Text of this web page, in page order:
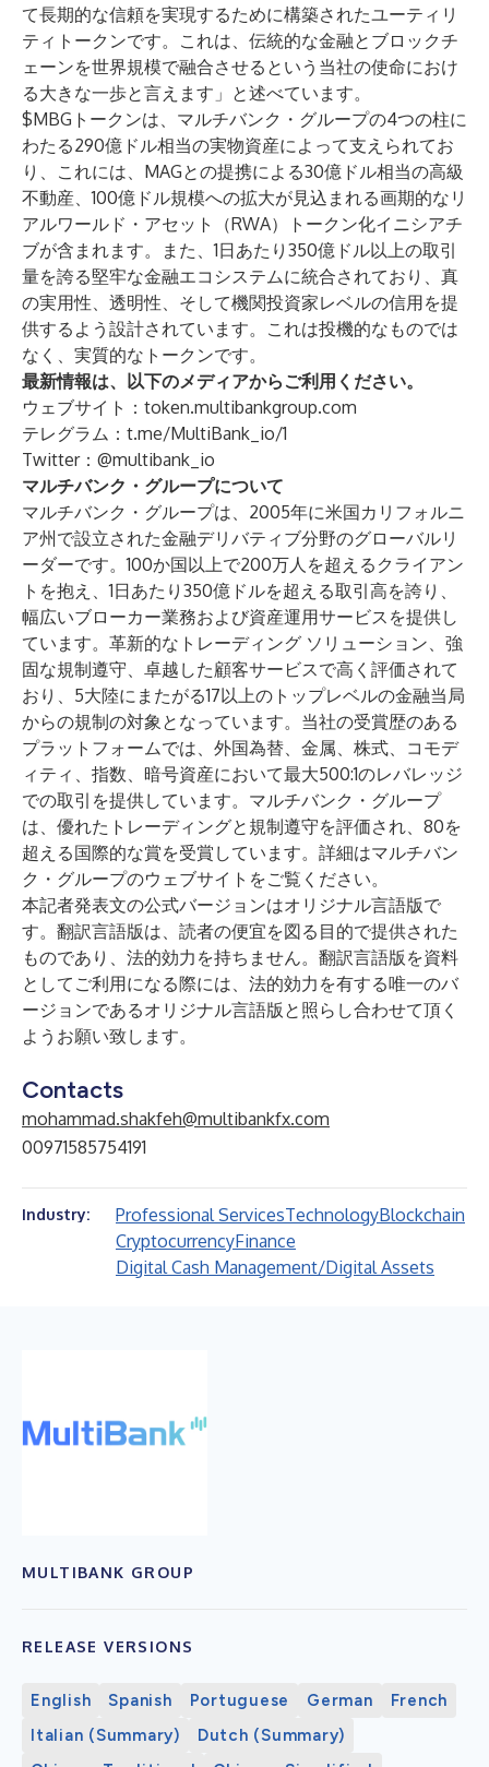
て長期的な信頼を実現するために構築されたユーティリ
ティトークンです。これは、伝統的な金融とブロックチ
ェーンを世界規模で融合させるという当社の使命におけ
る大きな一歩と言えます」と述べています。
$MBGトークンは、マルチバンク・グループの4つの柱に
わたる290億ドル相当の実物資産によって支えられてお
り、これには、MAGとの提携による30億ドル相当の高級
不動産、100億ドル規模への拡大が見込まれる画期的なリ
アルワールド・アセット（RWA）トークン化イニシアチ
ブが含まれます。また、1日あたり350億ドル以上の取引
量を誇る堅牢な金融エコシステムに統合されており、真
の実用性、透明性、そして機関投資家レベルの信用を提
供するよう設計されています。これは投機的なものでは
なく、実質的なトークンです。
最新情報は、以下のメディアからご利用ください。
ウェブサイト： token.multibankgroup.com
テレグラム： t.me/MultiBank_io/1
Twitter：@multibank_io
マルチバンク・グループについて
マルチバンク・グループは、2005年に米国カリフォルニ
ア州で設立された金融デリバティブ分野のグローバルリ
ーダーです。100か国以上で200万人を超えるクライアン
トを抱え、1日あたり350億ドルを超える取引高を誇り、
幅広いブローカー業務および資産運用サービスを提供し
ています。革新的なトレーディング ソリューション、強
固な規制遵守、卓越した顧客サービスで高く評価されて
おり、5大陸にまたがる17以上のトップレベルの金融当局
からの規制の対象となっています。当社の受賞歴のある
プラットフォームでは、外国為替、金属、株式、コモデ
ィティ、指数、暗号資産において最大500:1のレバレッジ
での取引を提供しています。マルチバンク・グループ
は、優れたトレーディングと規制遵守を評価され、80を
超える国際的な賞を受賞しています。詳細はマルチバン
ク・グループのウェブサイトをご覧ください。
本記者発表文の公式バージョンはオリジナル言語版で
す。翻訳言語版は、読者の便宜を図る目的で提供された
ものであり、法的効力を持ちません。翻訳言語版を資料
としてご利用になる際には、法的効力を有する唯一のバ
ージョンであるオリジナル言語版と照らし合わせて頂く
ようお願い致します。
Contacts
mohammad.shakfeh@multibankfx.com
00971585754191
Industry: Professional ServicesTechnologyBlockchain
CryptocurrencyFinance
Digital Cash Management/Digital Assets
MULTIBANK GROUP
RELEASE VERSIONS
English Spanish Portuguese German
French
Italian (Summary)
Dutch (Summary)